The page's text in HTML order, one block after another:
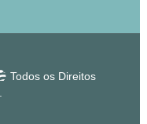
Todos os Direitos